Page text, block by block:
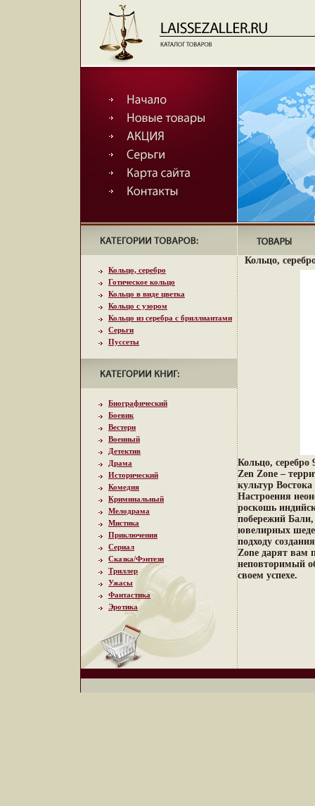
Кольцо, серебро
Готическое кольцо
Кольцо в виде цветка
Кольцо с узором
Кольцо из серебра с бриллиантами
Серьги
Пуссеты
Биографический
Боевик
Вестерн
Военный
Детектив
Драма
Исторический
Комедия
Криминальный
Мелодрама
Мистика
Приключения
Сериал
Сказка/Фэнтези
Триллер
Ужасы
Фантастика
Эротика
Кольцо,
Кольцо, серебро
Zen Zone –
культур
Настроения
роскошь
побережий
ювелирных
подходу
Zone дарят вам
неповторимый
своем успехе.